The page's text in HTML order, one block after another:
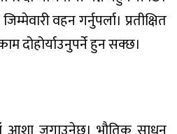
वहन गर्नुपर्ला। प्रतीक्षित
दोहोर्याउनुपर्ने हुन सक्छ।